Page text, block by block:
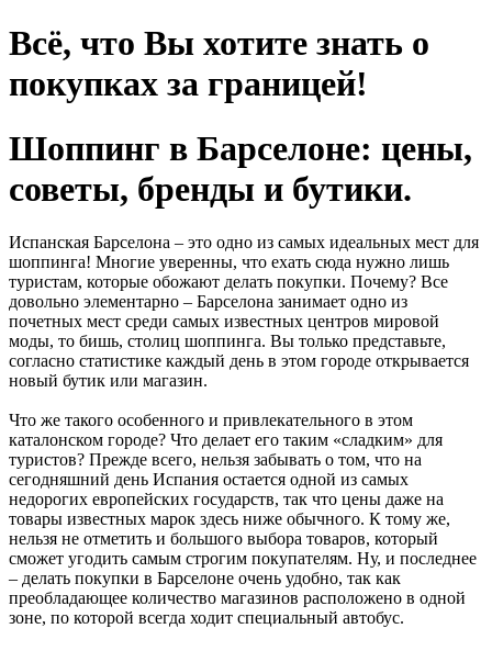
Всё, что Вы хотите знать о
покупках за границей!
Шоппинг в Барселоне: цены,
советы, бренды и бутики.
Испанская Барселона – это одно из самых идеальных мест для
шоппинга! Многие уверенны, что ехать сюда нужно лишь
туристам, которые обожают делать покупки. Почему? Все
довольно элементарно – Барселона занимает одно из
почетных мест среди самых известных центров мировой
моды, то бишь, столиц шоппинга. Вы только представьте,
согласно статистике каждый день в этом городе открывается
новый бутик или магазин.
Что же такого особенного и привлекательного в этом
каталонском городе? Что делает его таким «сладким» для
туристов? Прежде всего, нельзя забывать о том, что на
сегодняшний день Испания остается одной из самых
недорогих европейских государств, так что цены даже на
товары известных марок здесь ниже обычного. К тому же,
нельзя не отметить и большого выбора товаров, который
сможет угодить самым строгим покупателям. Ну, и последнее
– делать покупки в Барселоне очень удобно, так как
преобладающее количество магазинов расположено в одной
зоне, по которой всегда ходит специальный автобус.